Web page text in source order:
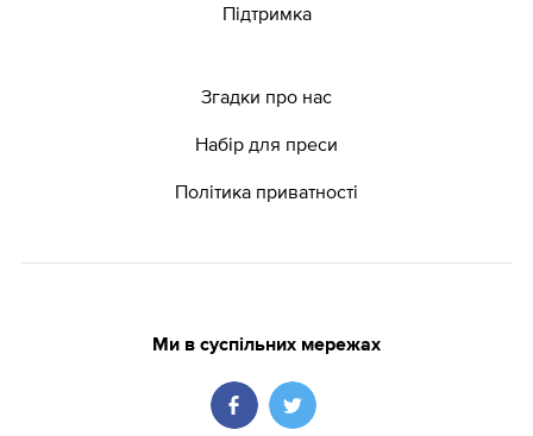
Підтримка
Згадки про нас
Набір для преси
Політика приватності
Ми в суспільних мережах